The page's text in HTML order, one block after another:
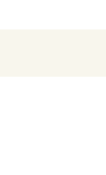
」から下松の地名につ